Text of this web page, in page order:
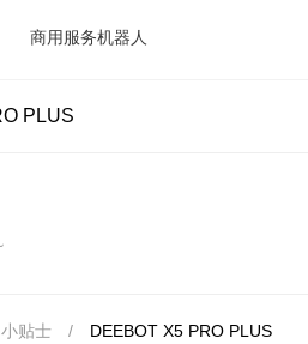
商用服务机器人
PLUS
贴士 / DEEBOT X5 PRO PLUS